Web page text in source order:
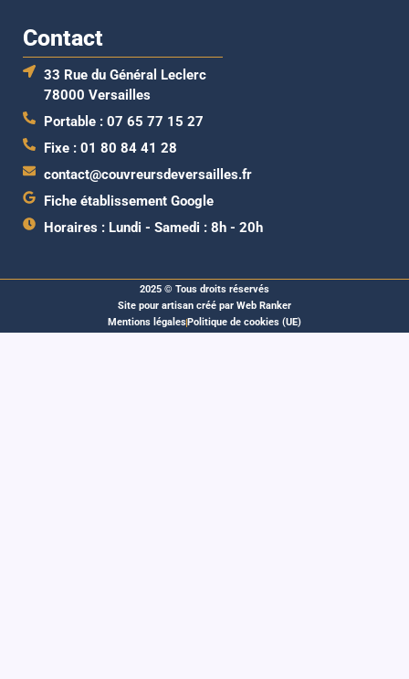
Contact
33 Rue du Général Leclerc
78000 Versailles
Portable : 07 65 77 15 27
Fixe : 01 80 84 41 28
contact@couvreursdeversailles.fr
Fiche établissement Google
Horaires : Lundi - Samedi : 8h - 20h
2025 © Tous droits réservés
Site pour artisan créé par Web Ranker
Mentions légales Politique de cookies (UE)